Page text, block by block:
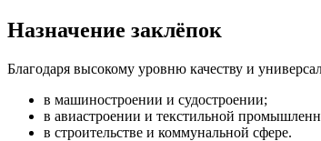
Назначение заклёпок
Благодаря высокому уровню качеству и
в машиностроении и судостроении;
в авиастроении и текстильной
в строительстве и коммунальной сфере.